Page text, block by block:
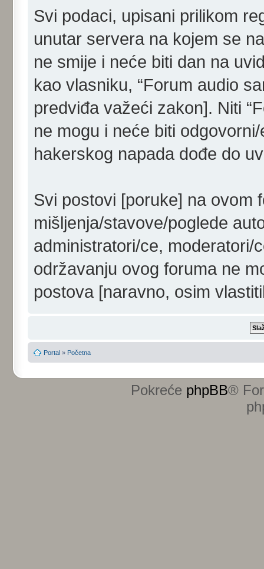
Svi podaci, upisani prilikom
unutar servera na kojem se
ne smije i neće biti dan na
kao vlasniku, “Forum audio
predviđa važeći zakon]. Niti
ne mogu i neće biti
hakerskog napada dođe do
Svi postovi [poruke] na ovom
mišljenja/stavove/poglede
administratori/ce, moderatori/
održavanju ovog foruma ne
postova [naravno, osim
Portal » Početna
Pokreće phpBB®